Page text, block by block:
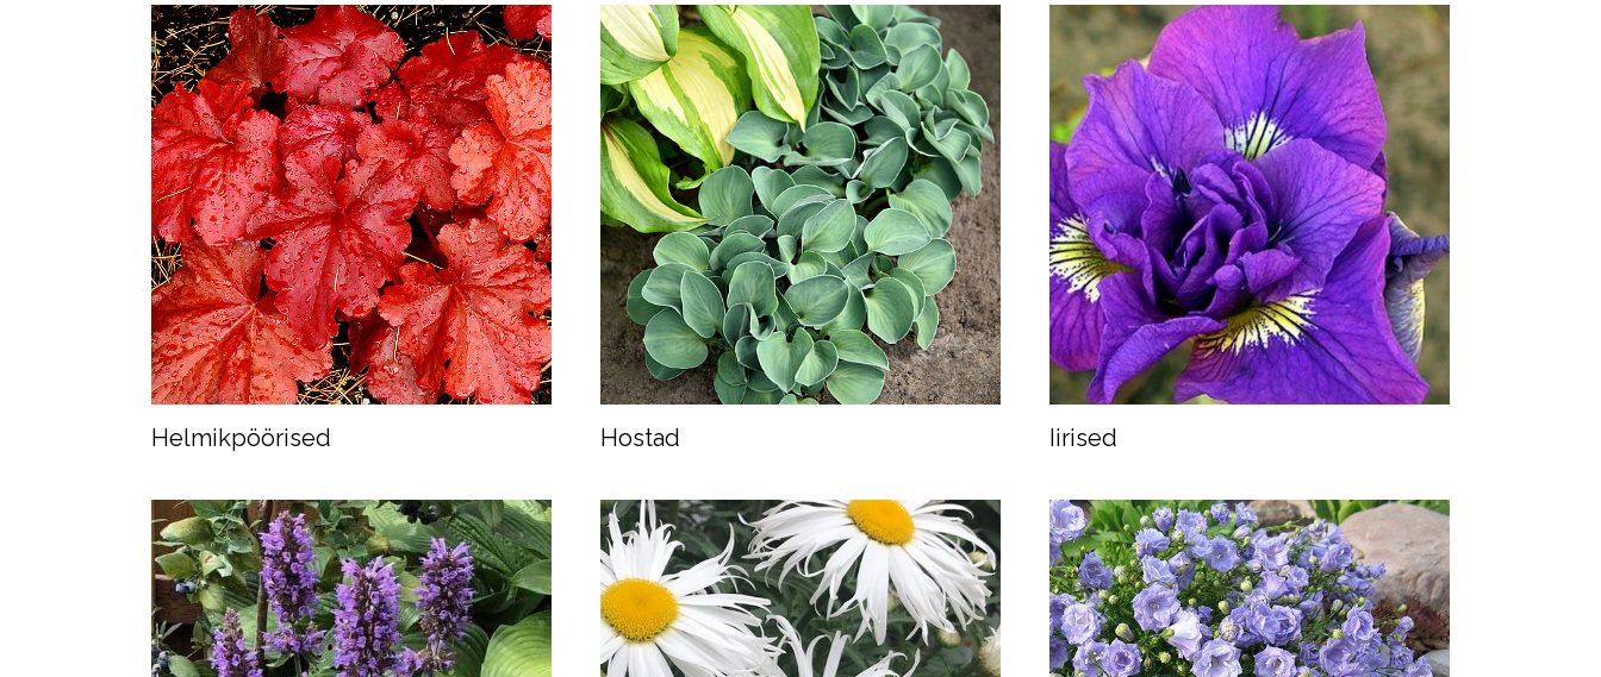
Helmikpöörised Hostad Iirised